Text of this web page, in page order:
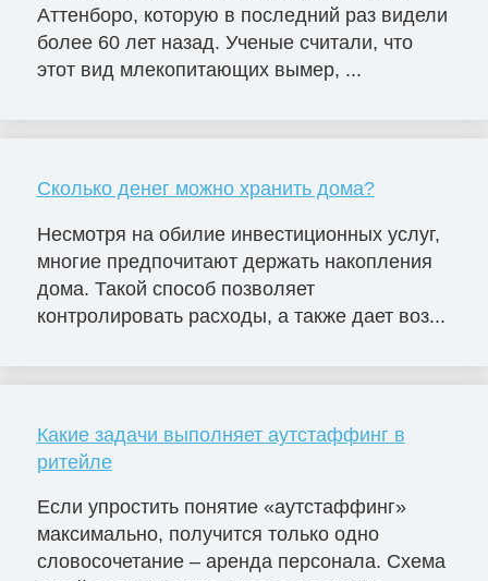
Аттенборо, которую в последний раз видели
более 60 лет назад. Ученые считали, что
этот вид млекопитающих вымер, ...
Сколько денег можно хранить дома?
Несмотря на обилие инвестиционных услуг,
многие предпочитают держать накопления
дома. Такой способ позволяет
контролировать расходы, а также дает воз...
Какие задачи выполняет аутстаффинг в
ритейле
Если упростить понятие «аутстаффинг»
максимально, получится только одно
словосочетание – аренда персонала. Схема